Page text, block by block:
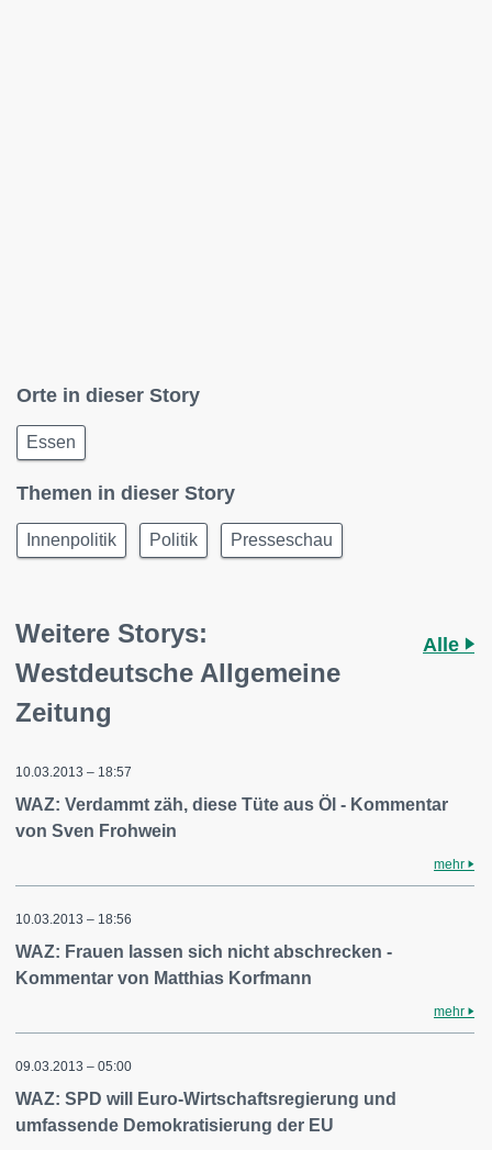
Orte in dieser Story
Essen
Themen in dieser Story
Innenpolitik Politik Presseschau
Weitere Storys:
Westdeutsche Allgemeine
Zeitung
Alle
10.03.2013 – 18:57
WAZ: Verdammt zäh, diese Tüte aus Öl - Kommentar
von Sven Frohwein
mehr
10.03.2013 – 18:56
WAZ: Frauen lassen sich nicht abschrecken -
Kommentar von Matthias Korfmann
mehr
09.03.2013 – 05:00
WAZ: SPD will Euro-Wirtschaftsregierung und
umfassende Demokratisierung der EU